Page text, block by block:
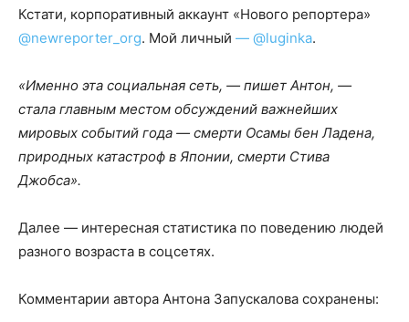
Кстати, корпоративный аккаунт «Нового репортера»
@newreporter_org. Мой личный — @luginka.
«Именно эта социальная сеть, — пишет Антон, —
стала главным местом обсуждений важнейших
мировых событий года — смерти Осамы бен Ладена,
природных катастроф в Японии, смерти Стива
Джобса».
Далее — интересная статистика по поведению людей
разного возраста в соцсетях.
Комментарии автора Антона Запускалова сохранены: